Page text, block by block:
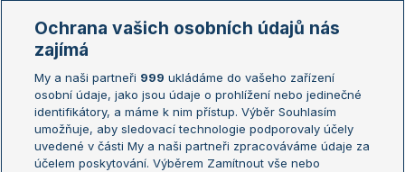
Žebříčky
Žebříček ATP (muži)
Žebříček WTA (ženy)
Sázkařský žebříček
Australian Open
French Open
Wimbledon
US Open
Ochrana vašich osobních údajů nás
zajímá
My a naši partneři 999 ukládáme do vašeho zařízení
osobní údaje, jako jsou údaje o prohlížení nebo jedinečné
identifikátory, a máme k nim přístup. Výběr Souhlasím
umožňuje, aby sledovací technologie podporovaly účely
uvedené v části My a naši partneři zpracováváme údaje za
účelem poskytování. Výběrem Zamítnout vše nebo